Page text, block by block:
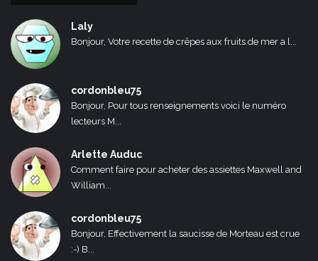
Laly
Bonjour, Votre recette de crêpes aux fruits de mer a l...
cordonbleu75
Bonjour, Pour tous renseignements voici le numéro
lecteurs M...
Arlette Auduc
Comment faire pour acheter des assiettes Maxwell and
William...
cordonbleu75
Bonjour, Effectivement la saucisse de Morteau est crue
:-) B...